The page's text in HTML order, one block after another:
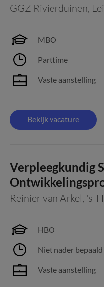
GGZ Rivierduinen,
MBO
Parttime
Vaste aanstelling
Bekijk vacature
Verpleegkundig
Reinier van Arkel, 's-
HBO
Niet nader bepaald
Vaste aanstelling